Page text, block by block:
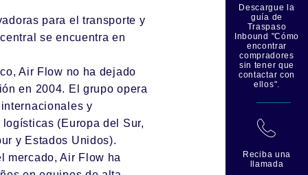
para el transporte y
se encuentra en
Air Flow no ha dejado
en 2004. El grupo opera
y
(Europa del Sur,
y Estados Unidos).
mercado,Air Flow ha
Descargue la
guía de
Traspaso
Inbound "Cómo
encontrar
compradores
sin tener que
contactar con
ellos".
拉
Reciba una
llamada